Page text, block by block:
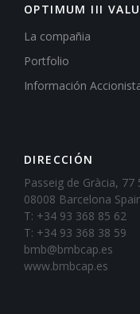
OPTIMUM III
La compañia
Portfolio
Información
DIRECCIÓN
Passeig de Gràcia, 77
08008 Barcelona
T: +34 93 368 85 62
T: +34 93 368 38 59
bmb@bmbcap.es
www.bmbcap.es